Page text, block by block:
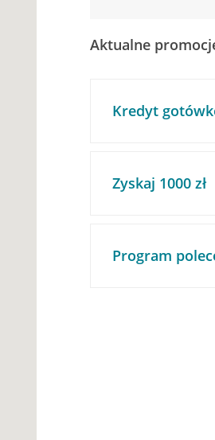
Aktualne
Kredyt
Zyskaj 1000 zł
Program